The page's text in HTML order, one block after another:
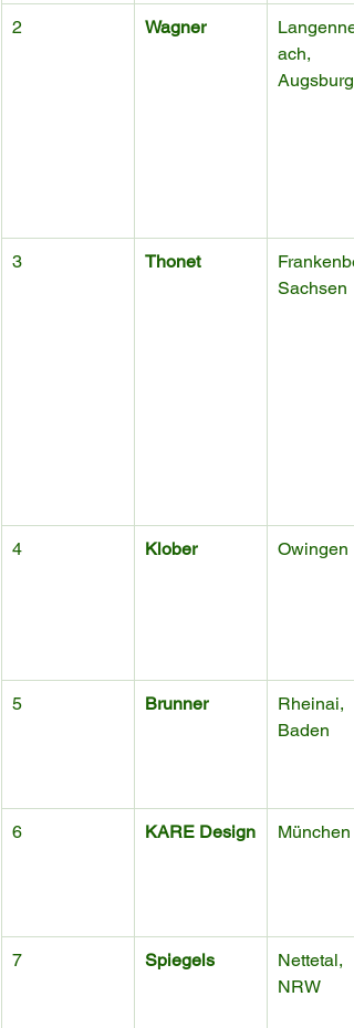
2 Wagner
ach,
Augsburg
3 Thonet
Sachsen
4 Klober Owingen
5 Brunner
Rheinai,
Baden
6 KARE Design München
7 Spiegels
Nettetal,
NRW